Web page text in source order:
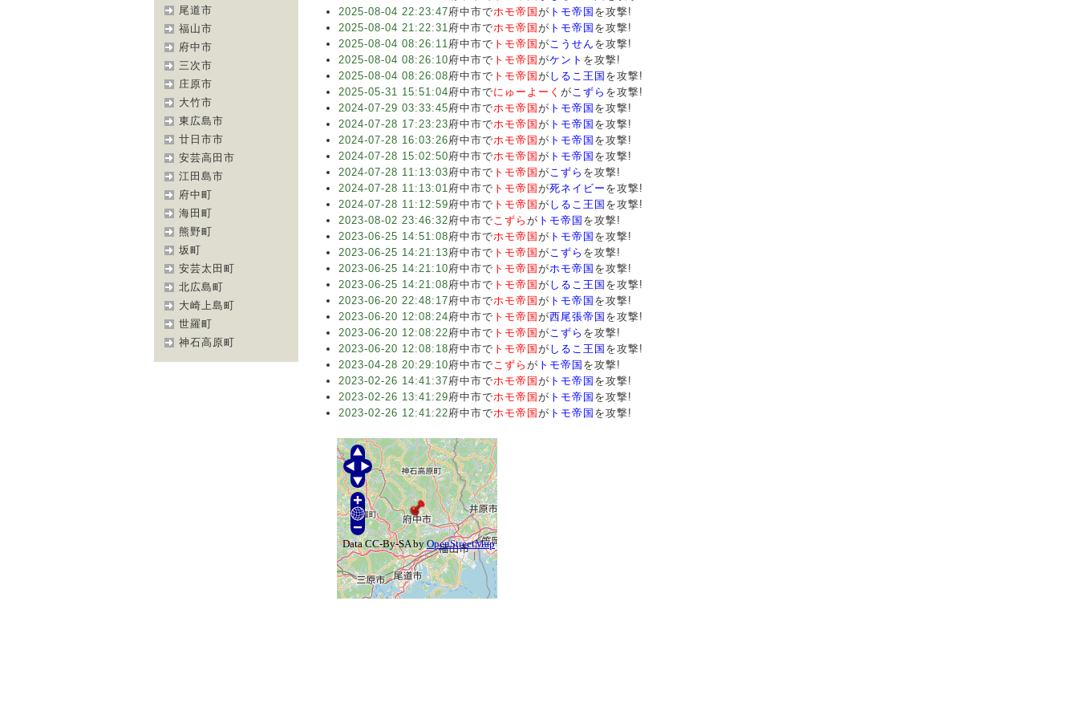
尾道市
福山市
府中市
三次市
庄原市
大竹市
東広島市
廿日市市
安芸高田市
江田島市
府中町
海田町
熊野町
坂町
安芸太田町
北広島町
大崎上島町
世羅町
神石高原町
2025-08-04 22:23:47府中市でホモ帝国 が トモ帝国 を攻撃!
2025-08-04 21:22:31府中市でホモ帝国 が トモ帝国 を攻撃!
2025-08-04 08:26:11府中市で トモ帝国 がこうせん を攻撃!
2025-08-04 08:26:10府中市で トモ帝国 がケント を攻撃!
2025-08-04 08:26:08府中市で トモ帝国 が しるこ王国 を攻撃!
2025-05-31 15:51:04府中市でにゅーよーく がこずら を攻撃!
2024-07-29 03:33:45府中市でホモ帝国 が トモ帝国 を攻撃!
2024-07-28 17:23:23府中市でホモ帝国 が トモ帝国 を攻撃!
2024-07-28 16:03:26府中市でホモ帝国 が トモ帝国 を攻撃!
2024-07-28 15:02:50府中市でホモ帝国 が トモ帝国 を攻撃!
2024-07-28 11:13:03府中市で トモ帝国 がこずら を攻撃!
2024-07-28 11:13:01府中市で トモ帝国 が死ネイビー を攻撃!
2024-07-28 11:12:59府中市で トモ帝国 が しるこ王国 を攻撃!
2023-08-02 23:46:32府中市でこずら が トモ帝国 を攻撃!
2023-06-25 14:51:08府中市でホモ帝国 が トモ帝国 を攻撃!
2023-06-25 14:21:13府中市で トモ帝国 がこずら を攻撃!
2023-06-25 14:21:10府中市で トモ帝国 がホモ帝国 を攻撃!
2023-06-25 14:21:08府中市で トモ帝国 が しるこ王国 を攻撃!
2023-06-20 22:48:17府中市でホモ帝国 が トモ帝国 を攻撃!
2023-06-20 12:08:24府中市で トモ帝国 が西尾張帝国 を攻撃!
2023-06-20 12:08:22府中市で トモ帝国 がこずら を攻撃!
2023-06-20 12:08:18府中市で トモ帝国 が しるこ王国 を攻撃!
2023-04-28 20:29:10府中市でこずら が トモ帝国 を攻撃!
2023-02-26 14:41:37府中市でホモ帝国 が トモ帝国 を攻撃!
2023-02-26 13:41:29府中市でホモ帝国 が トモ帝国 を攻撃!
2023-02-26 12:41:22府中市でホモ帝国 が トモ帝国 を攻撃!